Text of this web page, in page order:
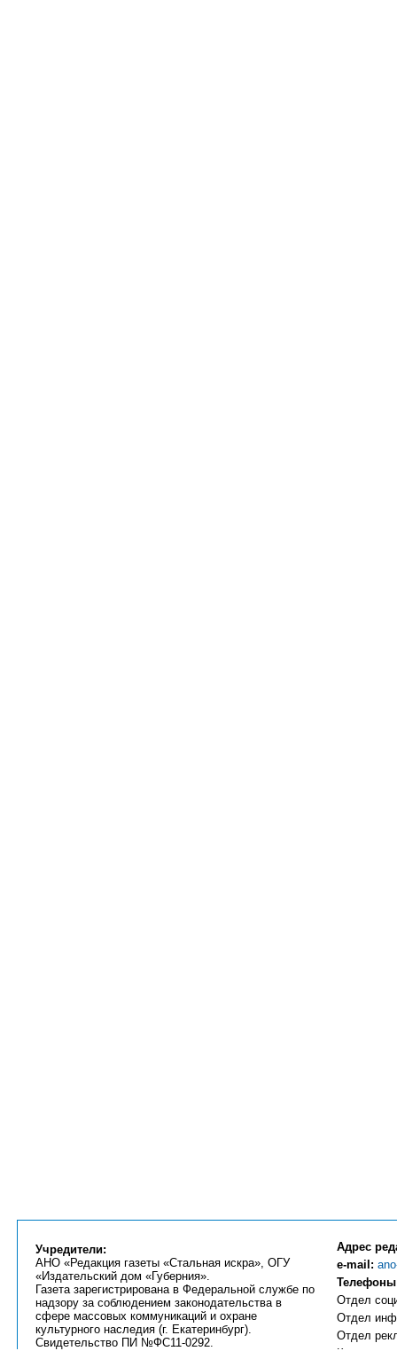
Учредители:
АНО «Редакция газеты «Стальная искра», ОГУ
«Издательский дом «Губерния».
Газета зарегистрирована в Федеральной службе по
надзору за соблюдением законодательства в
сфере массовых коммуникаций и охране
культурного наследия (г. Екатеринбург).
Свидетельство ПИ №ФС11-0292.
Адрес
e-mail:
Отдел
Отдел
Отдел